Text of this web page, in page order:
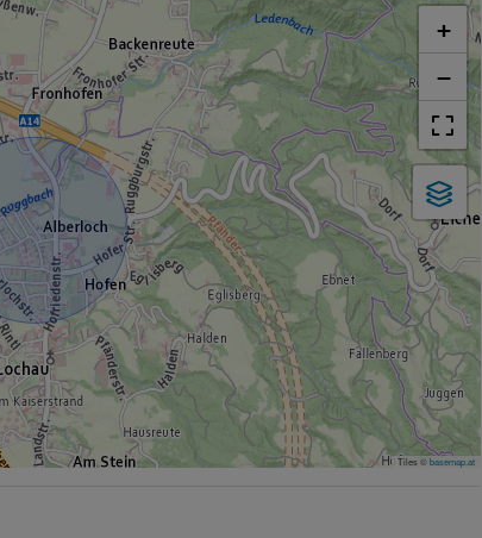
+
−
Tiles ©basemap.at